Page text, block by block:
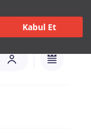
Kabul Et
Türkiye(TR)